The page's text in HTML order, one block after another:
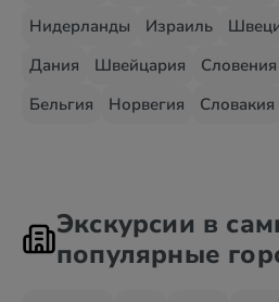
Нидерланды
Израиль
Дания
Швейцария Словения
Бельгия
Норвегия Словакия
Экскурсии в
популярные